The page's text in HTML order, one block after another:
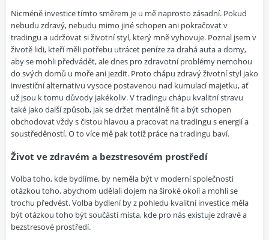
Nicméně investice tímto směrem je u mě naprosto zásadní. Pokud
nebudu zdravý, nebudu mimo jiné schopen ani pokračovat v
tradingu a udržovat si životní styl, který mně vyhovuje. Poznal jsem v
životě lidi, kteří měli potřebu utrácet peníze za drahá auta a domy,
aby se mohli předvádět, ale dnes pro zdravotní problémy nemohou
do svých domů u moře ani jezdit. Proto chápu zdravý životní styl jako
investiční alternativu vysoce postavenou nad kumulací majetku, ať
už jsou k tomu důvody jakékoliv. V tradingu chápu kvalitní stravu
také jako další způsob, jak se držet mentálně fit a být schopen
obchodovat vždy s čistou hlavou a pracovat na tradingu s energií a
soustředěností. O to více mě pak totiž práce na tradingu baví.
Život ve zdravém a bezstresovém prostředí
Volba toho, kde bydlíme, by neměla být v moderní společnosti
otázkou toho, abychom udělali dojem na široké okolí a mohli se
trochu předvést. Volba bydlení by z pohledu kvalitní investice měla
být otázkou toho být součástí místa, kde pro nás existuje zdravé a
bezstresové prostředí.